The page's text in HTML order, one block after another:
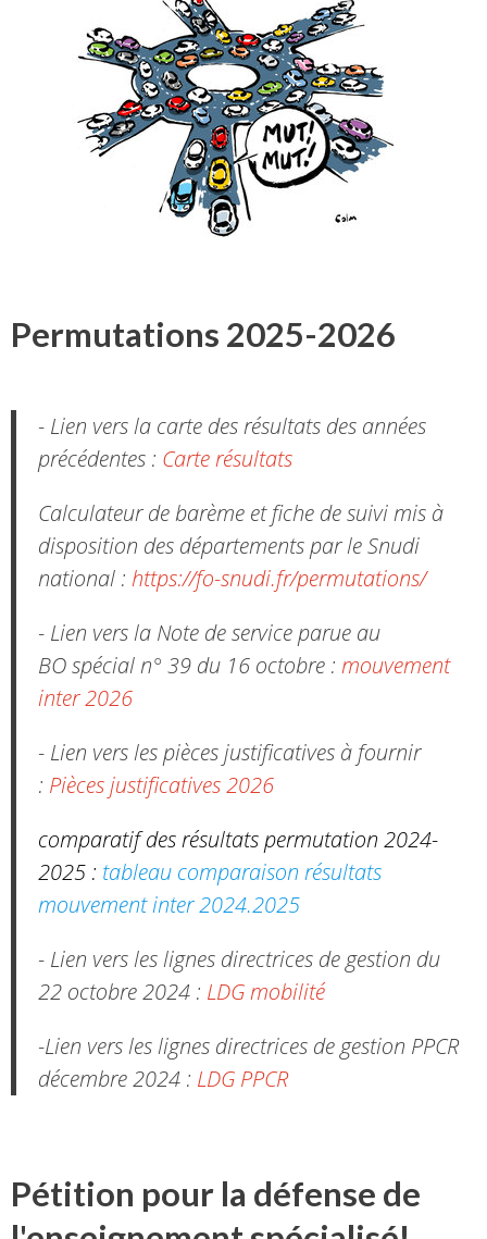
Permutations 2025-2026
- Lien vers la carte des résultats des années
précédentes : Carte résultats
Calculateur de barème et fiche de suivi mis à
disposition des départements par le Snudi
national : https://fo-snudi.fr/permutations/
- Lien vers la Note de service parue au
BO spécial n° 39 du 16 octobre : mouvement
inter 2026
- Lien vers les pièces justificatives à fournir
: Pièces justificatives 2026
comparatif des résultats permutation 2024-
2025 : tableau comparaison résultats
mouvement inter 2024.2025
- Lien vers les lignes directrices de gestion du
22 octobre 2024 : LDG mobilité
-Lien vers les lignes directrices de gestion PPCR
décembre 2024 : LDG PPCR
Pétition pour la défense de